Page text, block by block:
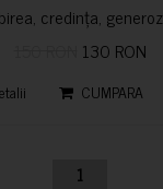
credința,
130 RON
CUMPARA
1